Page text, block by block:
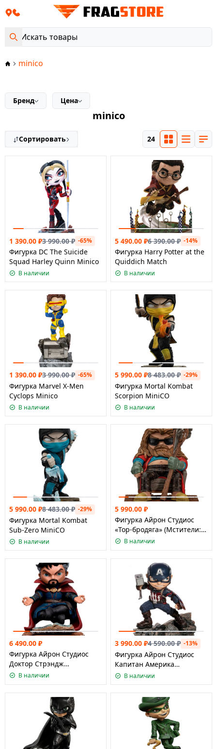
minico
Бренд Цена
minico
Сортировать 24
1 390.00 ₽3 990.00₽ -65%
Фигурка DC The Suicide
Squad Harley Quinn Minico
В наличии
5 490.00 ₽6 390.00₽ -14%
Фигурка Harry Potter at the
Quiddich Match
В наличии
1 390.00 ₽3 990.00₽ -65%
Фигурка Marvel X-Men
Cyclops Minico
В наличии
5 990.00 ₽8 483.00₽ -29%
Фигурка Mortal Kombat
Scorpion MiniCO
В наличии
5 990.00 ₽8 483.00₽ -29%
Фигурка Mortal Kombat
Sub-Zero MiniCO
В наличии
5 990.00 ₽
Фигурка Айрон Студиос
«Тор-бродяга» (Мстители:
Финал), серия Минико/
Iron Studios AVENGERS:
ENDGAME
В наличии
6 490.00 ₽
Фигурка Айрон Студиос
Доктор Стрэндж
(Мультивселенная
безумия), серия Минико/
Iron Studios & MiniCo
В наличии
3 990.00 ₽4 590.00₽ -13%
Фигурка Айрон Студиос
Капитан Америка
(Мстители: Финал), серия
Минико/ Iron Studios &
Minico Avenger
В наличии